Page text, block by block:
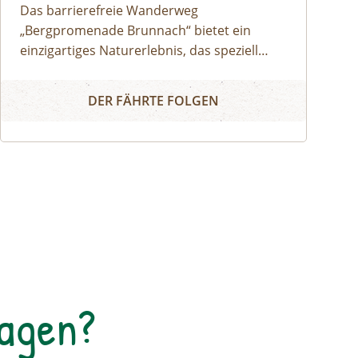
Das barrierefreie Wanderweg
„Bergpromenade Brunnach“ bietet ein
einzigartiges Naturerlebnis, das speziell
Mobilitätseinschränkungen oder Familien
mit Kinderwägen die Schönheit der Alm
Barrierefreies Naturerlebnis "Bergpromenade Brunnach"
DER FÄHRTE FOLGEN